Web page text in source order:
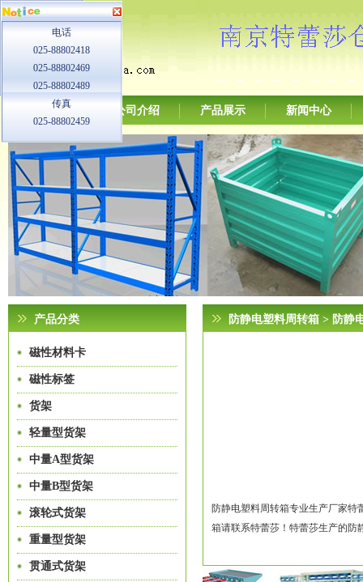
网站首页 公司介绍 产品展示 新闻中心
产品分类
磁性材料卡
磁性标签
货架
轻量型货架
中量A型货架
中量B型货架
滚轮式货架
重量型货架
贯通式货架
防静电塑料周转箱 > 防静
防静电塑料周转箱专业生产厂家特
箱请联系特蕾莎！特蕾莎生产的防
电话
025-88802418
025-88802469
025-88802489
传真
025-88802459